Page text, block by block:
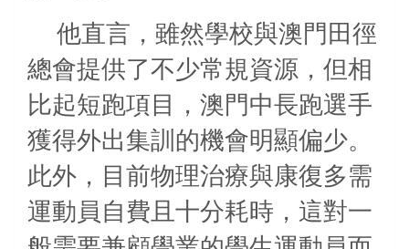
他直言，雖然學校與澳門田徑
總會提供了不少常規資源，但相
比起短跑項目，澳門中長跑選手
獲得外出集訓的機會明顯偏少。
此外，目前物理治療與康復多需
運動員自費且十分耗時，這對一